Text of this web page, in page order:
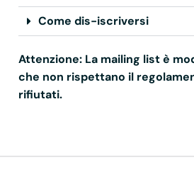
Come dis-iscriversi
Attenzione: La mailing list è
che non rispettano il
rifiutati.